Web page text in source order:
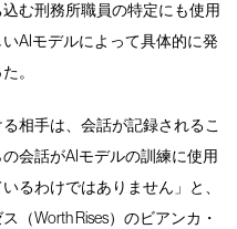
む刑務所職員の特定にも使用
AIモデルによって具体的に発
。
相手は、会話が記録されるこ
会話がAIモデルの訓練に使用
るわけではありません」と、
（Worth Rises）のビアンカ・